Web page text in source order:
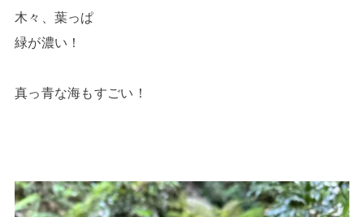
木々、葉っぱ
緑が濃い！
真っ青な海もすごい！